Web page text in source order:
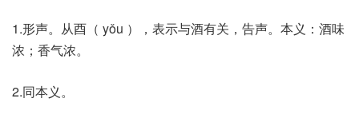
1.形声。从酉（ yǒu ），表示与酒有关，告声。本义：酒味
浓；香气浓。
2.同本义。